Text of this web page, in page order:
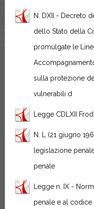
N. DXII - Decreto
dello Stato della
promulgate le
sulla protezione
vulnerabili d
Legge CDLXII
N. L (21 giugno
legislazione
penale
Legge n. IX -
penale e al